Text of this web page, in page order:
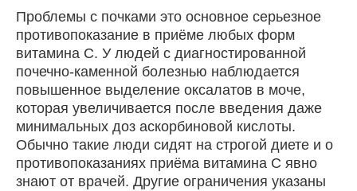
Проблемы с почками это основное серьезное
противопоказание в приёме любых форм
витамина C. У людей с диагностированной
почечно-каменной болезнью наблюдается
повышенное выделение оксалатов в моче,
которая увеличивается после введения даже
минимальных доз аскорбиновой кислоты.
Обычно такие люди сидят на строгой диете и о
противопоказаниях приёма витамина C явно
знают от врачей. Другие ограничения указаны